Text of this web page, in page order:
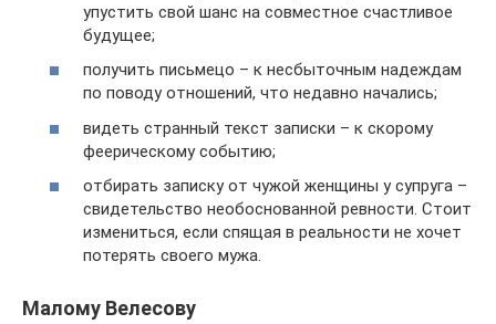
упустить свой шанс на совместное счастливое
будущее;
получить письмецо – к несбыточным надеждам
по поводу отношений, что недавно начались;
видеть странный текст записки – к скорому
феерическому событию;
отбирать записку от чужой женщины у супруга –
свидетельство необоснованной ревности. Стоит
измениться, если спящая в реальности не хочет
потерять своего мужа.
Малому Велесову